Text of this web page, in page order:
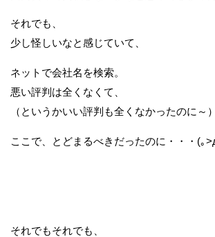
それでも、
少し怪しいなと感じていて、
ネットで会社名を検索。
悪い評判は全くなくて、
（というかいい評判も全くなかったのに～）
ここで、とどまるべきだったのに・・・(｡
それでもそれでも、